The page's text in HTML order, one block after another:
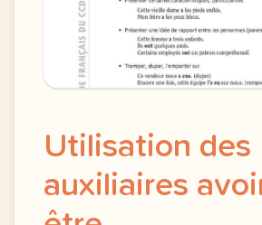
Utilisation des
auxiliaires